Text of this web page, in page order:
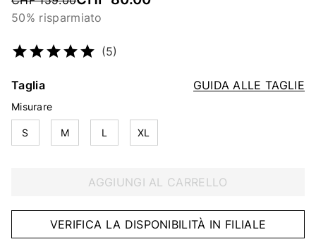
50% risparmiato
(5)
GUIDA ALLE TAGLIE
Taglia
Misurare
S M L XL
AGGIUNGI AL CARRELLO
VERIFICA LA DISPONIBILITÀ IN FILIALE